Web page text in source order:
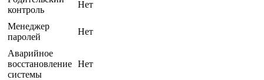
контроль
Нет
Менеджер
паролей
Нет
Аварийное
восстановление
системы
Нет